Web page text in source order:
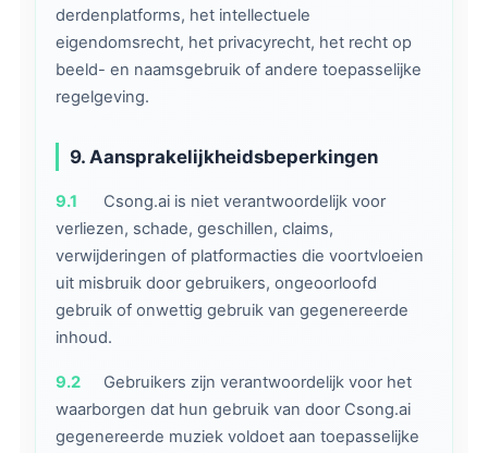
derdenplatforms, het intellectuele
eigendomsrecht, het privacyrecht, het recht op
beeld- en naamsgebruik of andere toepasselijke
regelgeving.
9. Aansprakelijkheidsbeperkingen
9.1
Csong.ai is niet verantwoordelijk voor
verliezen, schade, geschillen, claims,
verwijderingen of platformacties die voortvloeien
uit misbruik door gebruikers, ongeoorloofd
gebruik of onwettig gebruik van gegenereerde
inhoud.
9.2
Gebruikers zijn verantwoordelijk voor het
waarborgen dat hun gebruik van door Csong.ai
gegenereerde muziek voldoet aan toepasselijke